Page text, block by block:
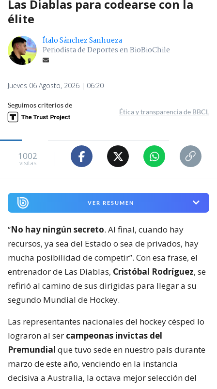
Las Diablas para codearse con la
élite
Ítalo Sánchez Sanhueza
Periodista de Deportes en BioBioChile
Jueves 06 Agosto, 2026 | 06:20
Seguimos criterios de
Ética y transparencia de BBCL
1002
visitas
VER RESUMEN
“No hay ningún secreto. Al final, cuando hay
recursos, ya sea del Estado o sea de privados, hay
mucha posibilidad de competir”. Con esa frase, el
entrenador de Las Diablas, Cristóbal Rodríguez, se
refirió al camino de sus dirigidas para llegar a su
segundo Mundial de Hockey.
Las representantes nacionales del hockey césped lo
lograron al ser campeonas invictas del
Premundial que tuvo sede en nuestro país durante
marzo de este año, venciendo en la instancia
decisiva a Australia, la octava mejor selección del